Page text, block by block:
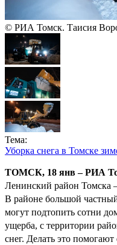
© РИА Томск. Таисия
Тема:
Уборка снега в Томске
ТОМСК, 18 янв – РИА
Ленинский район Томска
В районе большой
могут подтопить сотни
ущерба, с территории
снег. Делать это